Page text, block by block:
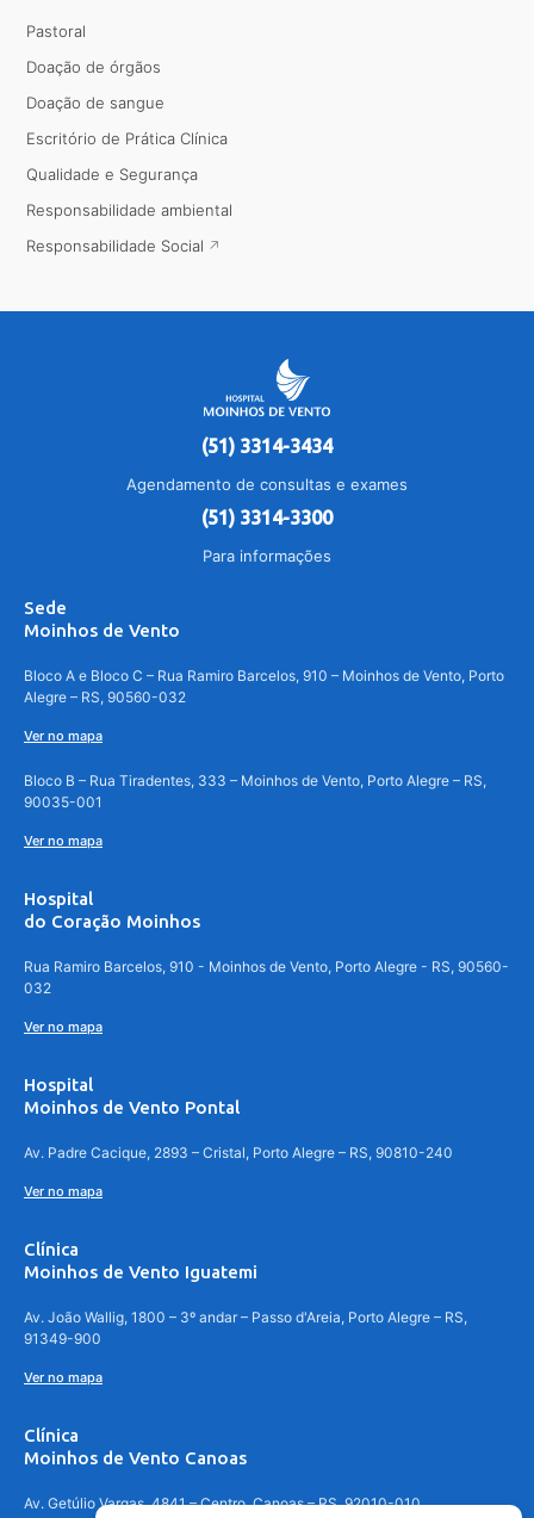
Pastoral
Doação de órgãos
Doação de sangue
Escritório de Prática Clínica
Qualidade e Segurança
Responsabilidade ambiental
Responsabilidade Social
(51) 3314-3434
Agendamento de consultas e exames
(51) 3314-3300
Para informações
Sede
Moinhos de Vento
Bloco A e Bloco C – Rua Ramiro Barcelos, 910 – Moinhos de Vento, Porto
Alegre – RS, 90560-032
Ver no mapa
Bloco B – Rua Tiradentes, 333 – Moinhos de Vento, Porto Alegre – RS,
90035-001
Ver no mapa
Hospital
do Coração Moinhos
Rua Ramiro Barcelos, 910 - Moinhos de Vento, Porto Alegre - RS, 90560-
032
Ver no mapa
Hospital
Moinhos de Vento Pontal
Av. Padre Cacique, 2893 – Cristal, Porto Alegre – RS, 90810-240
Ver no mapa
Clínica
Moinhos de Vento Iguatemi
Av. João Wallig, 1800 – 3º andar – Passo d'Areia, Porto Alegre – RS,
91349-900
Ver no mapa
Clínica
Moinhos de Vento Canoas
Av. Getúlio Vargas, 4841 – Centro, Canoas – RS, 92010-010